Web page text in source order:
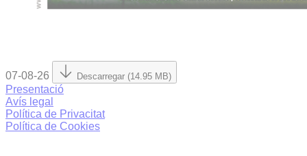
07-08-26 Descarregar (14.95 MB)
Presentació
Avís legal
Política de Privacitat
Política de Cookies